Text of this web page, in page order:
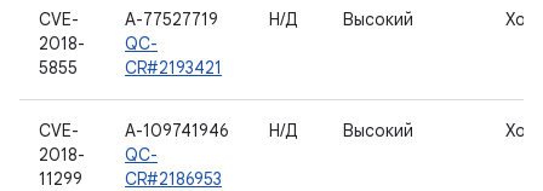
CVE-
2018-
5855
A-77527719
QC-
CR#2193421
Н/Д Высокий
CVE-
2018-
11299
A-109741946
QC-
CR#2186953
Н/Д Высокий